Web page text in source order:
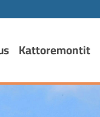
Kattoremontit